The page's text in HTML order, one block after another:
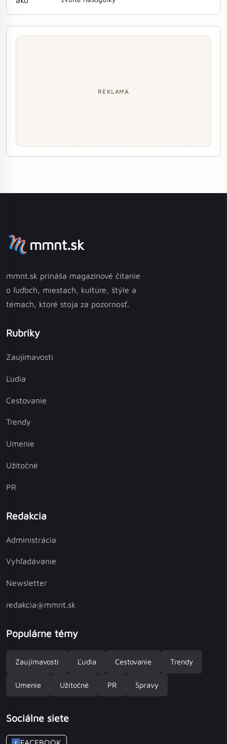
REKLAMA
mmnt.sk
mmnt.sk prináša magazínové čítanie
o ľuďoch, miestach, kultúre, štýle a
témach, ktoré stoja za pozornosť.
Rubriky
Zaujímavosti
Ľudia
Cestovanie
Trendy
Umenie
Užitočné
PR
Redakcia
Administrácia
Vyhľadávanie
Newsletter
redakcia@mmnt.sk
Populárne témy
Zaujímavosti Ľudia Cestovanie Trendy
Umenie Užitočné PR Spravy
Sociálne siete
F